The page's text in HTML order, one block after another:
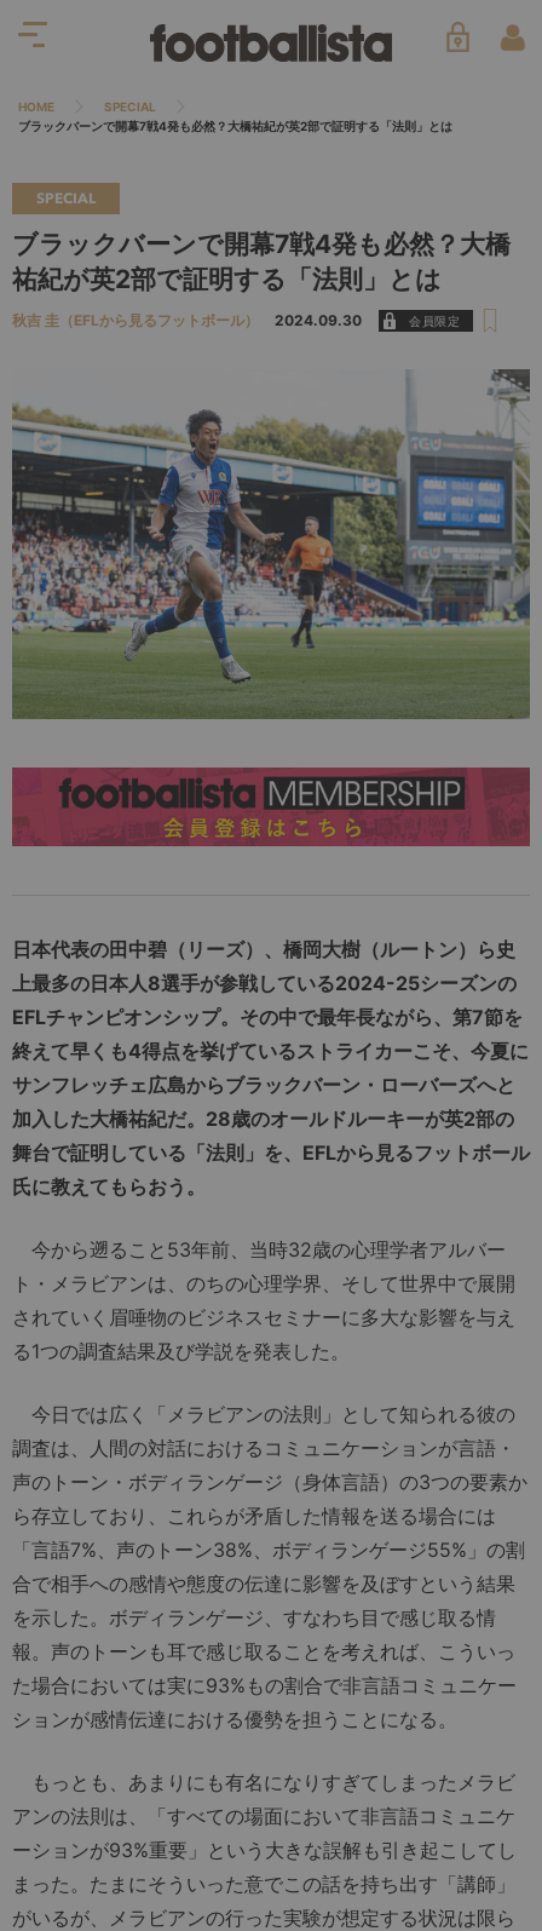
HOME
SPECIAL
ブラックバーンで開幕7戦4発も必然？大橋祐紀が英2部で証明する「法則」とは
SPECIAL
ブラックバーンで開幕7戦4発も必然？大橋
祐紀が英2部で証明する「法則」とは
秋吉 圭（EFLから見るフットボール） 2024.09.30
日本代表の田中碧（リーズ）、橋岡大樹（ルートン）ら史
上最多の日本人8選手が参戦している2024-25シーズンの
EFLチャンピオンシップ。その中で最年長ながら、第7節を
終えて早くも4得点を挙げているストライカーこそ、今夏に
サンフレッチェ広島からブラックバーン・ローバーズへと
加入した大橋祐紀だ。28歳のオールドルーキーが英2部の
舞台で証明している「法則」を、EFLから見るフットボール
氏に教えてもらおう。
今から遡ること53年前、当時32歳の心理学者アルバー
ト・メラビアンは、のちの心理学界、そして世界中で展開
されていく眉唾物のビジネスセミナーに多大な影響を与え
る1つの調査結果及び学説を発表した。
今日では広く「メラビアンの法則」として知られる彼の
調査は、人間の対話におけるコミュニケーションが言語・
声のトーン・ボディランゲージ（身体言語）の3つの要素か
ら存立しており、これらが矛盾した情報を送る場合には
「言語7%、声のトーン38%、ボディランゲージ55%」の割
合で相手への感情や態度の伝達に影響を及ぼすという結果
を示した。ボディランゲージ、すなわち目で感じ取る情
報。声のトーンも耳で感じ取ることを考えれば、こういっ
た場合においては実に93%もの割合で非言語コミュニケー
ションが感情伝達における優勢を担うことになる。
もっとも、あまりにも有名になりすぎてしまったメラビ
アンの法則は、「すべての場面において非言語コミュニケ
ーションが93%重要」という大きな誤解も引き起こしてし
まった。たまにそういった意でこの話を持ち出す「講師」
がいるが、メラビアンの行った実験が想定する状況は限ら